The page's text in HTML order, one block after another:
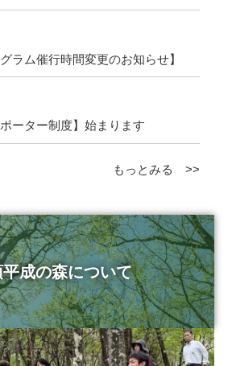
ラム催行時間変更のお知らせ】
ーター制度】始まります
もっとみる >>
成の森について